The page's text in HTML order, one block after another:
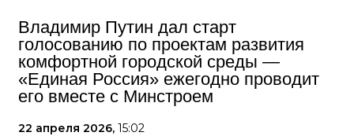
Владимир Путин дал старт
голосованию по проектам развития
комфортной городской среды —
«Единая Россия» ежегодно проводит
его вместе с Минстроем
22 апреля 2026, 15:02